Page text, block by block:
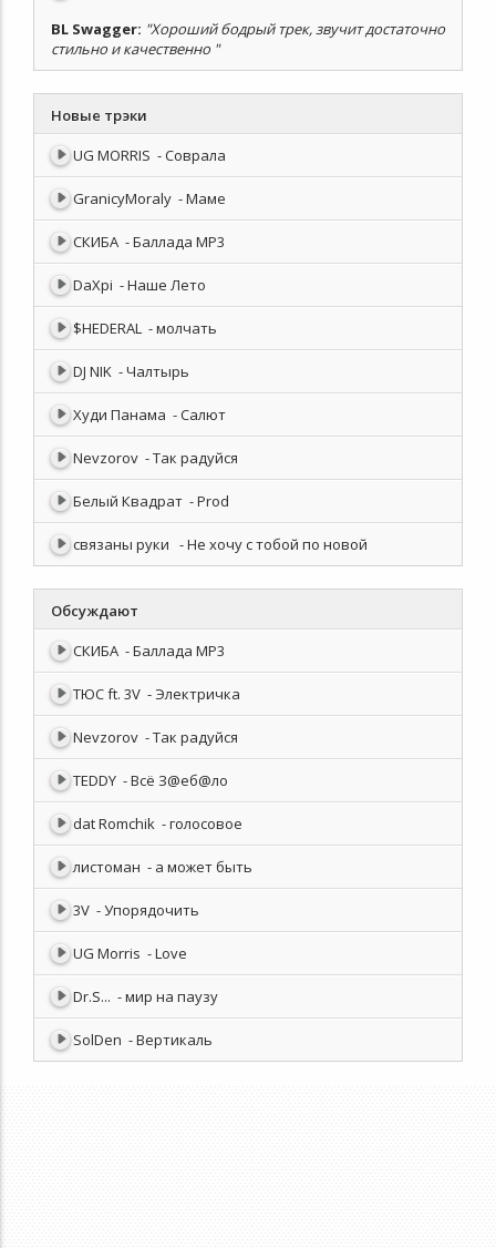
BL Swagger: "Хороший бодрый трек, звучит достаточно
стильно и качественно "
Новые трэки
UG MORRIS - Соврала
GranicyMoraly - Маме
СКИБА - Баллада MP3
DaXpi - Наше Лето
$HEDERAL - молчать
DJ NIK - Чалтырь
Худи Панама - Салют
Nevzorov - Так радуйся
Белый Квадрат - Prod
связаны руки - Не хочу с тобой по новой
Обсуждают
СКИБА - Баллада MP3
ТЮС ft. 3V - Электричка
Nevzorov - Так радуйся
TEDDY - Всё З@еб@ло
dat Romchik - голосовое
листоман - а может быть
3V - Упорядочить
UG Morris - Love
Dr.S... - мир на паузу
SolDen - Вертикаль